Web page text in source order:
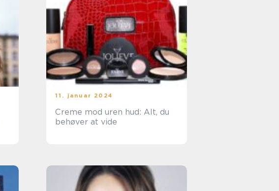
11. januar 2024
Creme mod uren hud: Alt, du
behøver at vide